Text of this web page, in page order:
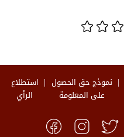
نموذج حق الحصول
على المعلومة
استطلاع
الرأي